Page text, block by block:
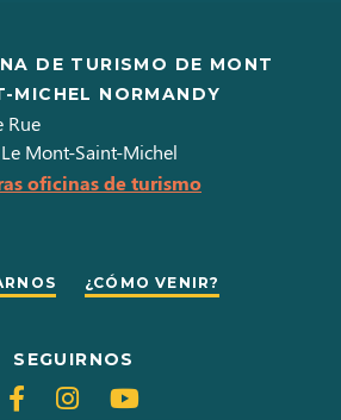
Mastercard Transferencias
DE TURISMO DE MONT
MICHEL NORMANDY
Rue
Le Mont-Saint-Michel
oficinas de turismo
¿CÓMO VENIR?
SEGUIRNOS
SiganosSiganosSiganos